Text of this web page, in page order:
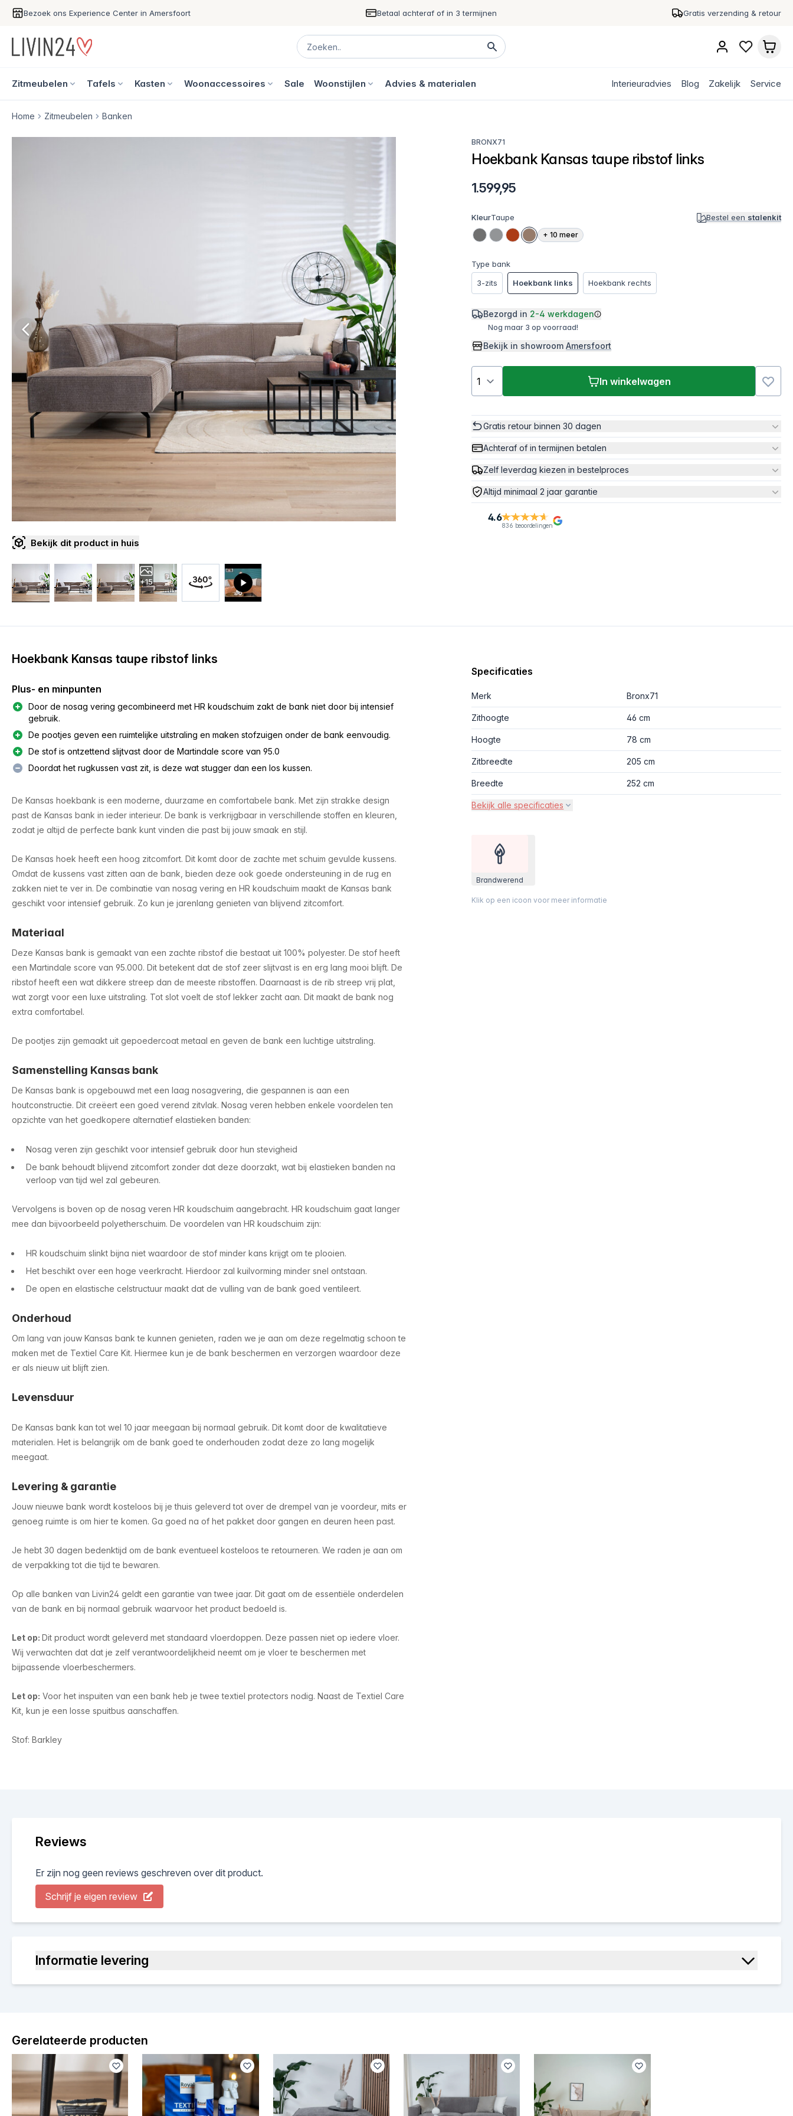
Bezoek ons Experience Center in Amersfoort Betaal achteraf of in 3 termijnen Gratis verzending & retour
Zitmeubelen Tafels Kasten Woonaccessoires Sale Woonstijlen Advies & materialen Interieuradvies Blog Zakelijk Service
Home Zitmeubelen Banken
Bekijk dit product in huis
+15
BRONX71
Hoekbank Kansas taupe ribstof links
1.599,95
KleurTaupe Bestel een stalenkit
+10 meer
Type bank
3-zits
Hoekbank links Hoekbank rechts
Bezorgd in 2-4 werkdagen
Nog maar 3 op voorraad!
Bekijk in showroomAmersfoort
In winkelwagen
Gratis retour binnen 30 dagen
Achteraf of in termijnen betalen
Zelf leverdag kiezen in bestelproces
Altijd minimaal 2 jaar garantie
4.6
836 beoordelingen
Hoekbank Kansas taupe ribstof links
Plus- en minpunten
Door de nosag vering gecombineerd met HR koudschuim zakt de bank niet door bij intensief
gebruik.
De pootjes geven een ruimtelijke uitstraling en maken stofzuigen onder de bank eenvoudig.
De stof is ontzettend slijtvast door de Martindale score van 95.0
Doordat het rugkussen vast zit, is deze wat stugger dan een los kussen.
De Kansas hoekbank is een moderne, duurzame en comfortabele bank. Met zijn strakke design
past de Kansas bank in ieder interieur. De bank is verkrijgbaar in verschillende stoffen en kleuren,
zodat je altijd de perfecte bank kunt vinden die past bij jouw smaak en stijl.
De Kansas hoek heeft een hoog zitcomfort. Dit komt door de zachte met schuim gevulde kussens.
Omdat de kussens vast zitten aan de bank, bieden deze ook goede ondersteuning in de rug en
zakken niet te ver in. De combinatie van nosag vering en HR koudschuim maakt de Kansas bank
geschikt voor intensief gebruik. Zo kun je jarenlang genieten van blijvend zitcomfort.
Materiaal
Deze Kansas bank is gemaakt van een zachte ribstof die bestaat uit 100% polyester. De stof heeft
een Martindale score van 95.000. Dit betekent dat de stof zeer slijtvast is en erg lang mooi blijft. De
ribstof heeft een wat dikkere streep dan de meeste ribstoffen. Daarnaast is de rib streep vrij plat,
wat zorgt voor een luxe uitstraling. Tot slot voelt de stof lekker zacht aan. Dit maakt de bank nog
extra comfortabel.
De pootjes zijn gemaakt uit gepoedercoat metaal en geven de bank een luchtige uitstraling.
Samenstelling Kansas bank
De Kansas bank is opgebouwd met een laag nosagvering, die gespannen is aan een
houtconstructie. Dit creëert een goed verend zitvlak. Nosag veren hebben enkele voordelen ten
opzichte van het goedkopere alternatief elastieken banden:
Nosag veren zijn geschikt voor intensief gebruik door hun stevigheid
De bank behoudt blijvend zitcomfort zonder dat deze doorzakt, wat bij elastieken banden na
verloop van tijd wel zal gebeuren.
Vervolgens is boven op de nosag veren HR koudschuim aangebracht. HR koudschuim gaat langer
mee dan bijvoorbeeld polyetherschuim. De voordelen van HR koudschuim zijn:
HR koudschuim slinkt bijna niet waardoor de stof minder kans krijgt om te plooien.
Het beschikt over een hoge veerkracht. Hierdoor zal kuilvorming minder snel ontstaan.
De open en elastische celstructuur maakt dat de vulling van de bank goed ventileert.
Onderhoud
Om lang van jouw Kansas bank te kunnen genieten, raden we je aan om deze regelmatig schoon te
maken met de Textiel Care Kit. Hiermee kun je de bank beschermen en verzorgen waardoor deze
er als nieuw uit blijft zien.
Levensduur
De Kansas bank kan tot wel 10 jaar meegaan bij normaal gebruik. Dit komt door de kwalitatieve
materialen. Het is belangrijk om de bank goed te onderhouden zodat deze zo lang mogelijk
meegaat.
Levering & garantie
Jouw nieuwe bank wordt kosteloos bij je thuis geleverd tot over de drempel van je voordeur, mits er
genoeg ruimte is om hier te komen. Ga goed na of het pakket door gangen en deuren heen past.
Je hebt 30 dagen bedenktijd om de bank eventueel kosteloos te retourneren. We raden je aan om
de verpakking tot die tijd te bewaren.
Op alle banken van Livin24 geldt een garantie van twee jaar. Dit gaat om de essentiële onderdelen
van de bank en bij normaal gebruik waarvoor het product bedoeld is.
Let op: Dit product wordt geleverd met standaard vloerdoppen. Deze passen niet op iedere vloer.
Wij verwachten dat dat je zelf verantwoordelijkheid neemt om je vloer te beschermen met
bijpassende vloerbeschermers.
Let op: Voor het inspuiten van een bank heb je twee textiel protectors nodig. Naast de Textiel Care
Kit, kun je een losse spuitbus aanschaffen.
Stof: Barkley
Specificaties
Merk Bronx71
Zithoogte 46 cm
Hoogte 78 cm
Zitbreedte 205 cm
Breedte 252 cm
Bekijk alle specificaties
Brandwerend
Klik op een icoon voor meer informatie
Reviews
Er zijn nog geen reviews geschreven over dit product.
Schrijf je eigen review
Informatie levering
Gerelateerde producten